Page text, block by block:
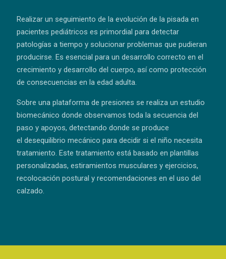
Realizar un seguimiento de la evolución de la pisada en
pacientes pediátricos es primordial para detectar
patologías a tiempo y solucionar problemas que pudieran
producirse. Es esencial para un desarrollo correcto en el
crecimiento y desarrollo del cuerpo, así como protección
de consecuencias en la edad adulta.
Sobre una plataforma de presiones se realiza un estudio
biomecánico donde observamos toda la secuencia del
paso y apoyos, detectando donde se produce
el desequilibrio mecánico para decidir si el niño necesita
tratamiento. Este tratamiento está basado en plantillas
personalizadas, estiramientos musculares y ejercicios,
recolocación postural y recomendaciones en el uso del
calzado.